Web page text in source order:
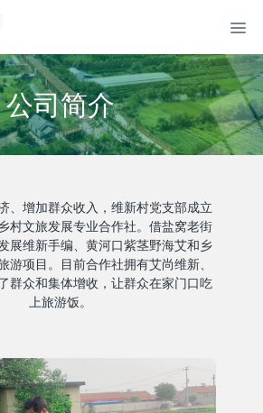
公司简介
、增加群众收入，维新村党支部成立
村文旅发展专业合作社。借盐窝老街
展维新手编、黄河口紫茎野海艾和乡
游项目。目前合作社拥有艾尚维新、
群众和集体增收，让群众在家门口吃
上旅游饭。